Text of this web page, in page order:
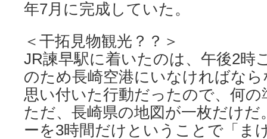
年7月に完成していた。
＜干拓見物観光？？＞
JR諫早駅に着いたのは、午後2時
のため長崎空港にいなければな
思い付いた行動だったので、何
ただ、長崎県の地図が一枚だけ
ーを3時間だけということで「ま